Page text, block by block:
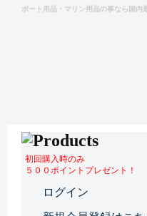
ボート用品・マリン用品の事なら国
初回購入時のみ
５００ポイントプレゼント！
ログイン